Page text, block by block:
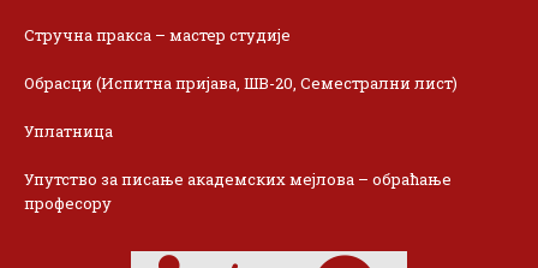
Стручна пракса – мастер студије
Обрасци (Испитна пријава, ШВ-20, Семестрални лист)
Уплатница
Упутство за писање академских мејлова – обраћање
професору